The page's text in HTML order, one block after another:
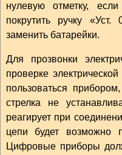
нулевую отметку,
покрутить ручку
заменить батарейки.
Для прозвонки
проверке
пользоваться
стрелка не
реагирует при
цепи будет возможно
Цифровые приборы